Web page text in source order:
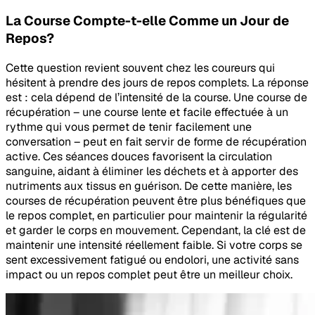
La Course Compte-t-elle Comme un Jour de
Repos?
Cette question revient souvent chez les coureurs qui
hésitent à prendre des jours de repos complets. La réponse
est : cela dépend de l’intensité de la course. Une course de
récupération – une course lente et facile effectuée à un
rythme qui vous permet de tenir facilement une
conversation – peut en fait servir de forme de récupération
active. Ces séances douces favorisent la circulation
sanguine, aidant à éliminer les déchets et à apporter des
nutriments aux tissus en guérison. De cette manière, les
courses de récupération peuvent être plus bénéfiques que
le repos complet, en particulier pour maintenir la régularité
et garder le corps en mouvement. Cependant, la clé est de
maintenir une intensité réellement faible. Si votre corps se
sent excessivement fatigué ou endolori, une activité sans
impact ou un repos complet peut être un meilleur choix.